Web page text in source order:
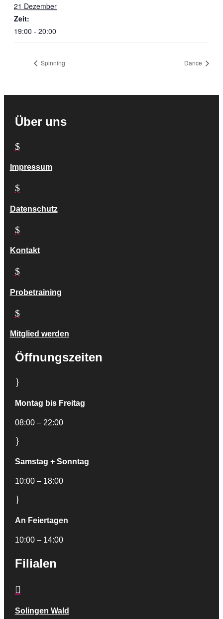
21 Dezember
Zeit:
19:00 - 20:00
Spinning Dance
Über uns
$
Impressum
$
Datenschutz
$
Kontakt
$
Probetraining
$
Mitglied werden
Öffnungszeiten
}
Montag bis Freitag
08:00 – 22:00
}
Samstag + Sonntag
10:00 – 18:00
}
An Feiertagen
10:00 – 14:00
Filialen

Solingen Wald